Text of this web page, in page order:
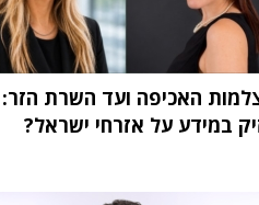
האכיפה ועד השרת הזר:
במידע על אזרחי ישראל?